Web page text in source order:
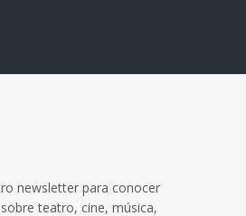
newsletter para conocer
teatro, cine, música,